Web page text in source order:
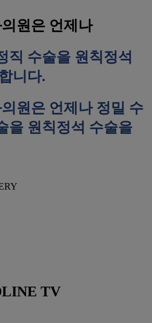
원은 언제나
직 수술을 원칙 정석
니다.
원은 언제나 정밀 수
을 원칙 정석 수술을
TV